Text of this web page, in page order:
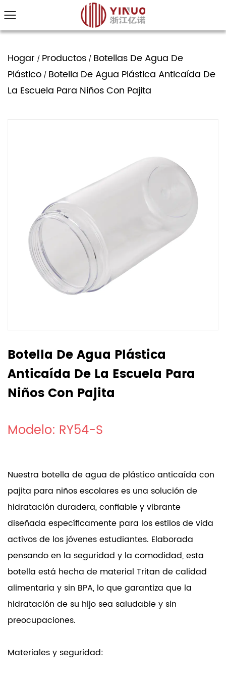
Hogar / Productos / Botellas De Agua De
Plástico / Botella De Agua Plástica Anticaída De
La Escuela Para Niños Con Pajita
Botella De Agua Plástica
Anticaída De La Escuela Para
Niños Con Pajita
Modelo: RY54-S
Nuestra botella de agua de plástico anticaída con
pajita para niños escolares es una solución de
hidratación duradera, confiable y vibrante
diseñada específicamente para los estilos de vida
activos de los jóvenes estudiantes. Elaborada
pensando en la seguridad y la comodidad, esta
botella está hecha de material Tritan de calidad
alimentaria y sin BPA, lo que garantiza que la
hidratación de su hijo sea saludable y sin
preocupaciones.
Materiales y seguridad: